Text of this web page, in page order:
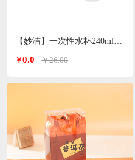
【妙洁】一次性水杯240ml 120只装
￥0.0 ￥26.00